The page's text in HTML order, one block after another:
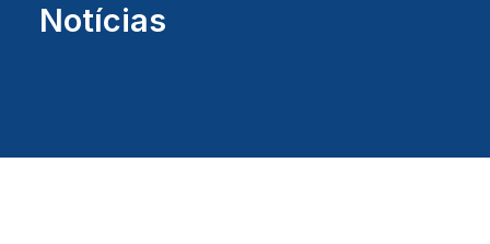
Notícias